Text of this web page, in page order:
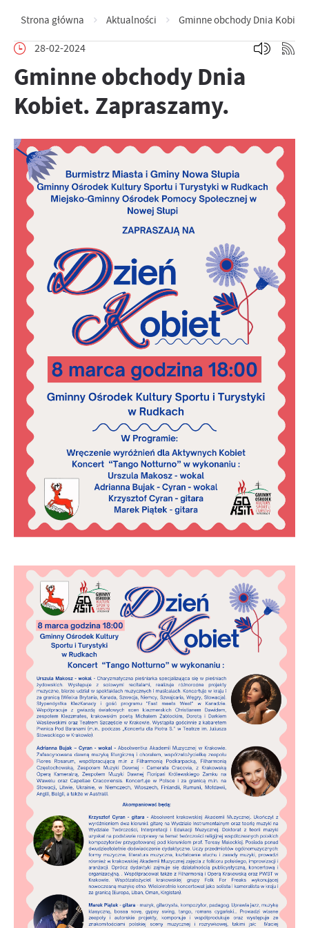
Strona główna Aktualności Gminne obchody Dnia Kobiet.
28-02-2024
Gminne obchody Dnia
Kobiet. Zapraszamy.